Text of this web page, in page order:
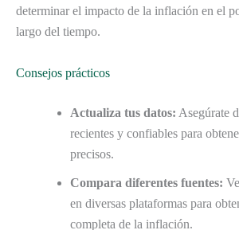
determinar el impacto de la inflación en el
largo del tiempo.
Consejos prácticos
Actualiza tus datos: Asegúrate
recientes y confiables para
precisos.
Compara diferentes fuentes:
en diversas plataformas para
completa de la inflación.